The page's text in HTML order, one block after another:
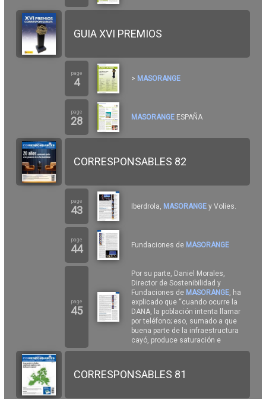
GUIA XVI PREMIOS
page
4 > MASORANGE
page
28 MASORANGE ESPAÑA
CORRESPONSABLES 82
page
43 Iberdrola, MASORANGE y Volies.
page
44 Fundaciones de MASORANGE
page
45
Por su parte, Daniel Morales,
Director de Sostenibilidad y
Fundaciones de MASORANGE, ha
explicado que “cuando ocurre la
DANA, la población intenta llamar
por teléfono; eso, sumado a que
buena parte de la infraestructura
cayó, produce saturación e
CORRESPONSABLES 81